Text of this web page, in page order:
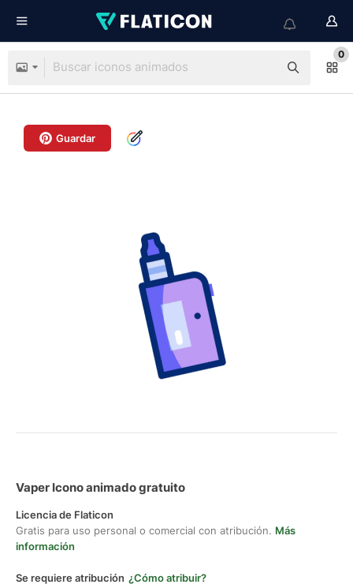
0
Guardar
Vaper Icono animado gratuito
Licencia de Flaticon
Gratis para uso personal o comercial con atribución. Más
información
Se requiere atribución ¿Cómo atribuir?